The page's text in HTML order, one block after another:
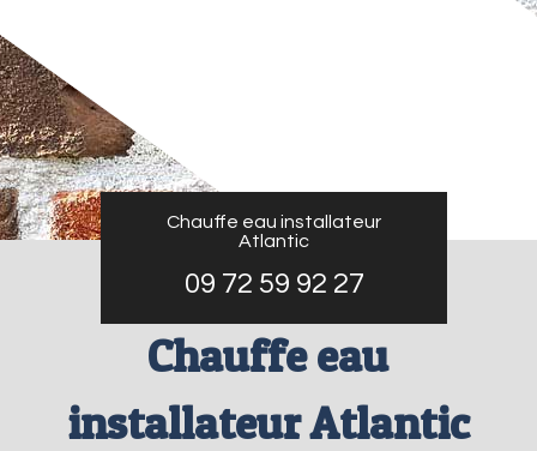
Chauffe eau installateur
Atlantic
09 72 59 92 27
Chauffe eau
installateur Atlantic